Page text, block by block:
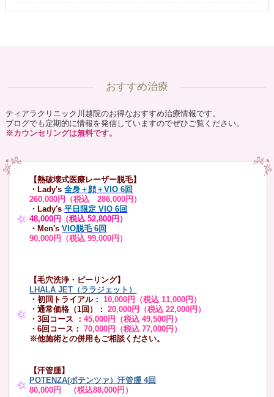
おすすめ治療
ティアラクリニック川越院のお得なおすすめ治療情報です。
ブログでも定期的に情報を発信していますのでぜひご覧ください。
※カウンセリングは無料です。
【熱破壊式医療レーザー脱毛】
・Lady's 全身＋顔＋VIO 6回
260,000円（税込 286,000円）
・Lady's平日限定 VIO 6回
48,000円（税込 52,800円）
・Men's VIO脱毛 6回
90,000円（税込 99,000円）
【毛穴洗浄・ピーリング】
LHALA JET（ララジェット）
・初回トライアル：10,000円（税込 11,000円）
・通常価格（1回）：
20,000円（税込 22,000円）
・3回コース ：45,000円（税込 49,500円）
・6回コース：
70,000円（税込 77,000円）
※他施術との併用もご相談ください。
【汗管腫】
POTENZA(ポテンツァ）汗管腫 4回
80,000円 （税込88,000円）